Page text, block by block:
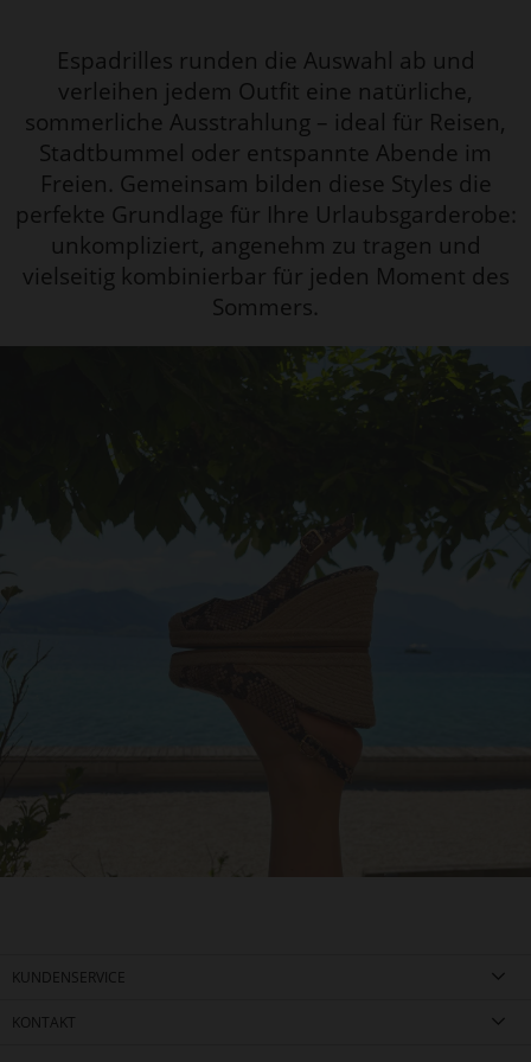
Espadrilles runden die Auswahl ab und
verleihen jedem Outfit eine natürliche,
sommerliche Ausstrahlung – ideal für Reisen,
Stadtbummel oder entspannte Abende im
Freien. Gemeinsam bilden diese Styles die
perfekte Grundlage für Ihre Urlaubsgarderobe:
unkompliziert, angenehm zu tragen und
vielseitig kombinierbar für jeden Moment des
Sommers.
KUNDENSERVICE
KONTAKT